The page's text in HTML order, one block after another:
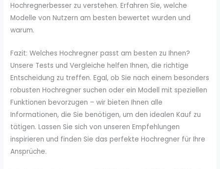
Hochregnerbesser zu verstehen. Erfahren Sie, welche
Modelle von Nutzern am besten bewertet wurden und
warum.
Fazit: Welches Hochregner passt am besten zu Ihnen?
Unsere Tests und Vergleiche helfen Ihnen, die richtige
Entscheidung zu treffen. Egal, ob Sie nach einem besonders
robusten Hochregner suchen oder ein Modell mit speziellen
Funktionen bevorzugen – wir bieten Ihnen alle
Informationen, die Sie benötigen, um den idealen Kauf zu
tätigen. Lassen Sie sich von unseren Empfehlungen
inspirieren und finden Sie das perfekte Hochregner für Ihre
Ansprüche.